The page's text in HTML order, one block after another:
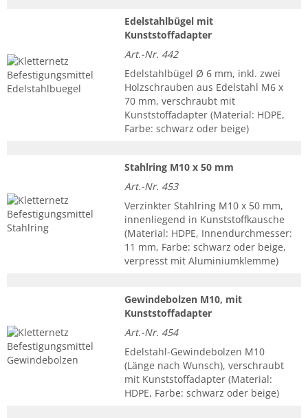
Edelstahlbügel mit
Kunststoffadapter
Art.-Nr. 442
Edelstahlbügel Ø 6 mm, inkl. zwei
Holzschrauben aus Edelstahl M6 x
70 mm, verschraubt mit
Kunststoffadapter (Material: HDPE,
Farbe: schwarz oder beige)
Stahlring M10 x 50 mm
Art.-Nr. 453
Verzinkter Stahlring M10 x 50 mm,
innenliegend in Kunststoffkausche
(Material: HDPE, Innendurchmesser:
11 mm, Farbe: schwarz oder beige,
verpresst mit Aluminiumklemme)
Gewindebolzen M10, mit
Kunststoffadapter
Art.-Nr. 454
Edelstahl-Gewindebolzen M10
(Länge nach Wunsch), verschraubt
mit Kunststoffadapter (Material:
HDPE, Farbe: schwarz oder beige)